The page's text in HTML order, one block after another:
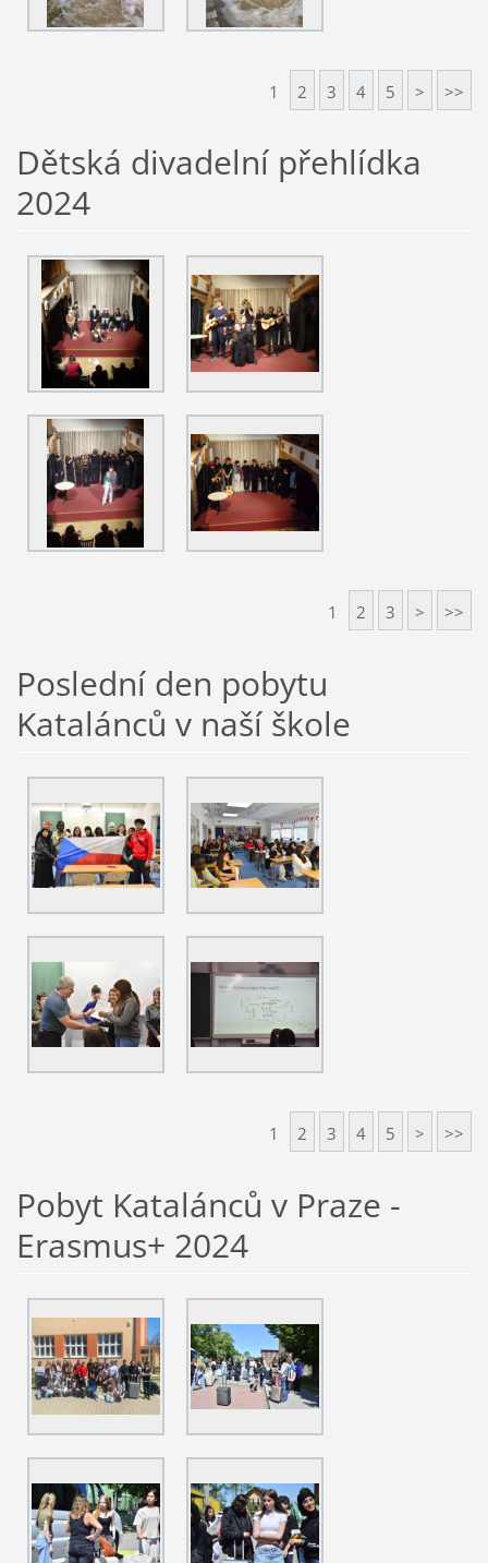
1 2 3 4 5 > >>
Dětská divadelní přehlídka
2024
1 2 3 > >>
Poslední den pobytu
Katalánců v naší škole
1 2 3 4 5 > >>
Pobyt Katalánců v Praze -
Erasmus+ 2024